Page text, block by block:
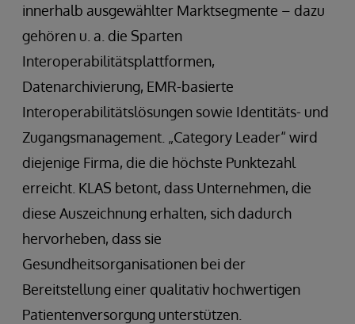
innerhalb ausgewählter Marktsegmente – dazu
gehören u. a. die Sparten
Interoperabilitätsplattformen,
Datenarchivierung, EMR-basierte
Interoperabilitätslösungen sowie Identitäts- und
Zugangsmanagement. „Category Leader“ wird
diejenige Firma, die die höchste Punktezahl
erreicht. KLAS betont, dass Unternehmen, die
diese Auszeichnung erhalten, sich dadurch
hervorheben, dass sie
Gesundheitsorganisationen bei der
Bereitstellung einer qualitativ hochwertigen
Patientenversorgung unterstützen.